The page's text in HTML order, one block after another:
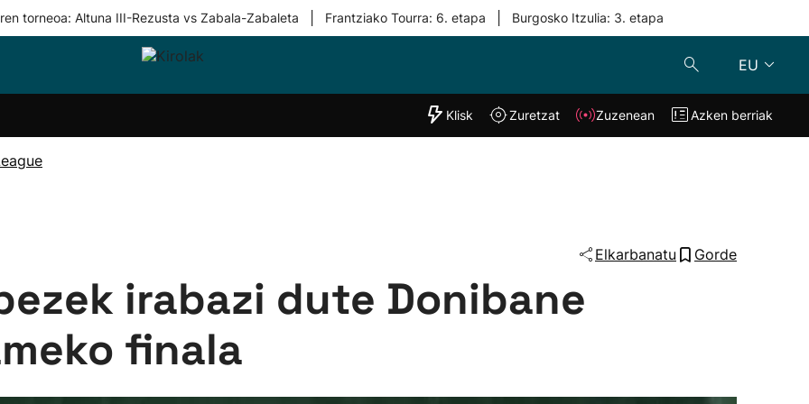
torneoa: Altuna III-Rezusta vs Zabala-Zabaleta Frantziako Tourra: 6. etapa Burgosko Itzulia: 3. etapa
EU
Taldeak
"Helmuga"
Klisk Zuzenean
Klisk Zuretzat Zuzenean Azken berriak
Elkarbanatu Gorde
irabazi dute Donibane
finala